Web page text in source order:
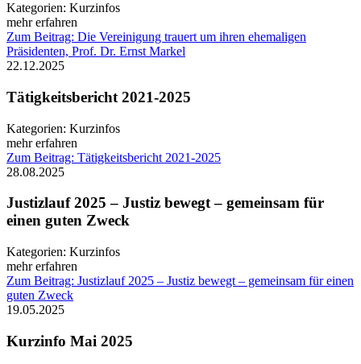
Kategorien: Kurzinfos
mehr erfahren
Zum Beitrag: Die Vereinigung trauert um ihren ehemaligen
Präsidenten, Prof. Dr. Ernst Markel
22.12.2025
Tätigkeitsbericht 2021-2025
Kategorien: Kurzinfos
mehr erfahren
Zum Beitrag: Tätigkeitsbericht 2021-2025
28.08.2025
Justizlauf 2025 – Justiz bewegt – gemeinsam für
einen guten Zweck
Kategorien: Kurzinfos
mehr erfahren
Zum Beitrag: Justizlauf 2025 – Justiz bewegt – gemeinsam für einen
guten Zweck
19.05.2025
Kurzinfo Mai 2025